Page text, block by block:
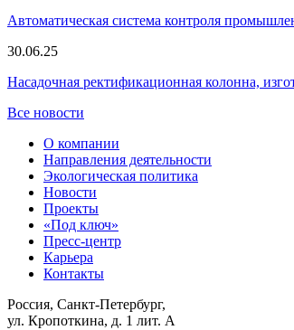
Автоматическая система контроля
30.06.25
Насадочная ректификационная колонна,
Все новости
О компании
Направления деятельности
Экологическая политика
Новости
Проекты
«Под ключ»
Пресс-центр
Карьера
Контакты
Россия, Санкт-Петербург,
ул. Кропоткина, д. 1 лит. А